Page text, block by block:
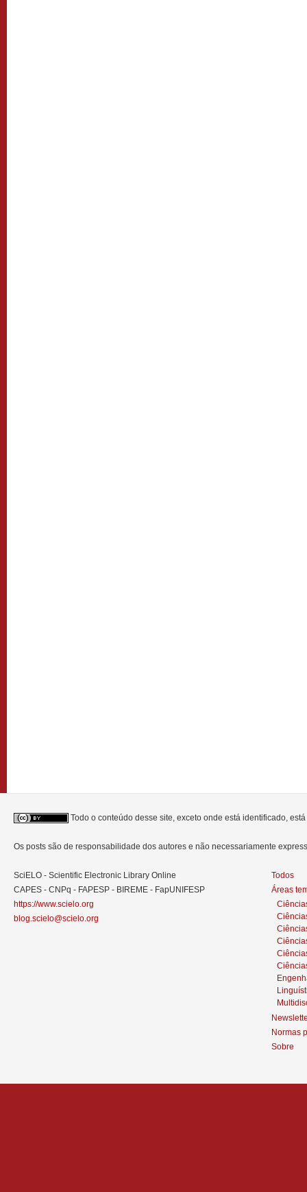
Todo o conteúdo desse site, exceto onde está identificado,
Os posts são de responsabilidade dos autores e não necessariamente
SciELO - Scientific Electronic Library Online
CAPES - CNPq - FAPESP - BIREME - FapUNIFESP
https://www.scielo.org
blog.scielo@scielo.org
Todos
Áreas
Normas
Sobre